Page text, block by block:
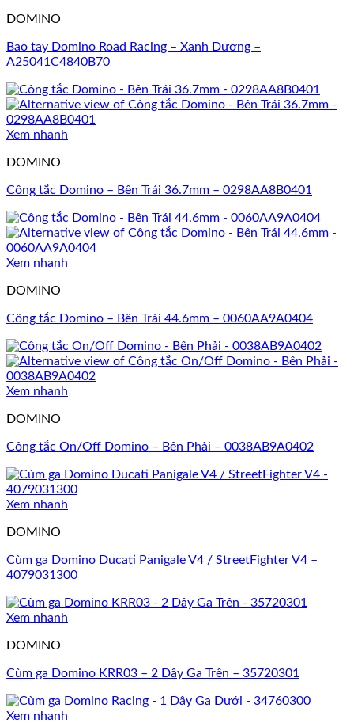
DOMINO
Bao tay Domino Road Racing – Xanh Dương –
A25041C4840B70
Xem nhanh
DOMINO
Công tắc Domino – Bên Trái 36.7mm – 0298AA8B0401
Xem nhanh
DOMINO
Công tắc Domino – Bên Trái 44.6mm – 0060AA9A0404
Xem nhanh
DOMINO
Công tắc On/Off Domino – Bên Phải – 0038AB9A0402
Xem nhanh
DOMINO
Cùm ga Domino Ducati Panigale V4 / StreetFighter V4 –
4079031300
Xem nhanh
DOMINO
Cùm ga Domino KRR03 – 2 Dây Ga Trên – 35720301
Xem nhanh